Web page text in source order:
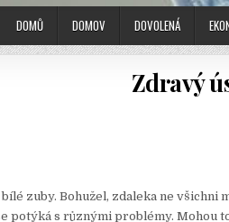
DOMŮ DOMOV DOVOLENÁ
Zdravý
zuby. Bohužel, zdaleka ne všichni
potýká s různými problémy. Mohou